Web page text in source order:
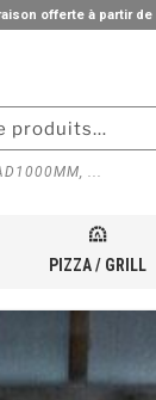
offerte à partir de
...
PIZZA / GRILL
PIZZERIA» PLAQUE